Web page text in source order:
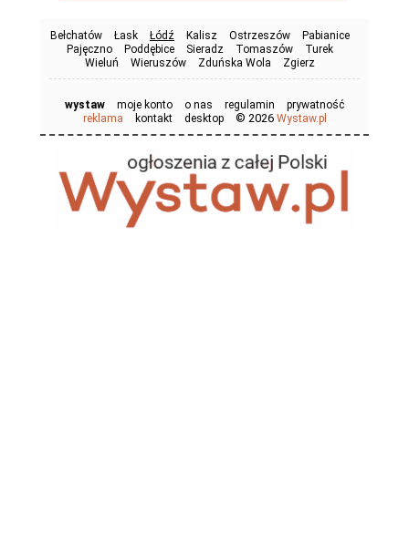
Bełchatów Łask Łódź Kalisz Ostrzeszów
Pabianice
Pajęczno
Poddębice Sieradz Tomaszów
Turek
Wieluń
Wieruszów Zduńska Wola Zgierz
wystaw moje konto o nas regulamin
prywatność
reklama
kontakt desktop © 2026 Wystaw.pl